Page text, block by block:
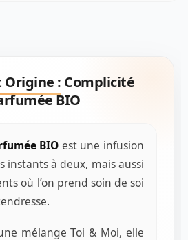
Origine : Complicité
BIO
BIO est une infusion
instants à deux, mais aussi
où l’on prend soin de soi
mélange Toi & Moi, elle